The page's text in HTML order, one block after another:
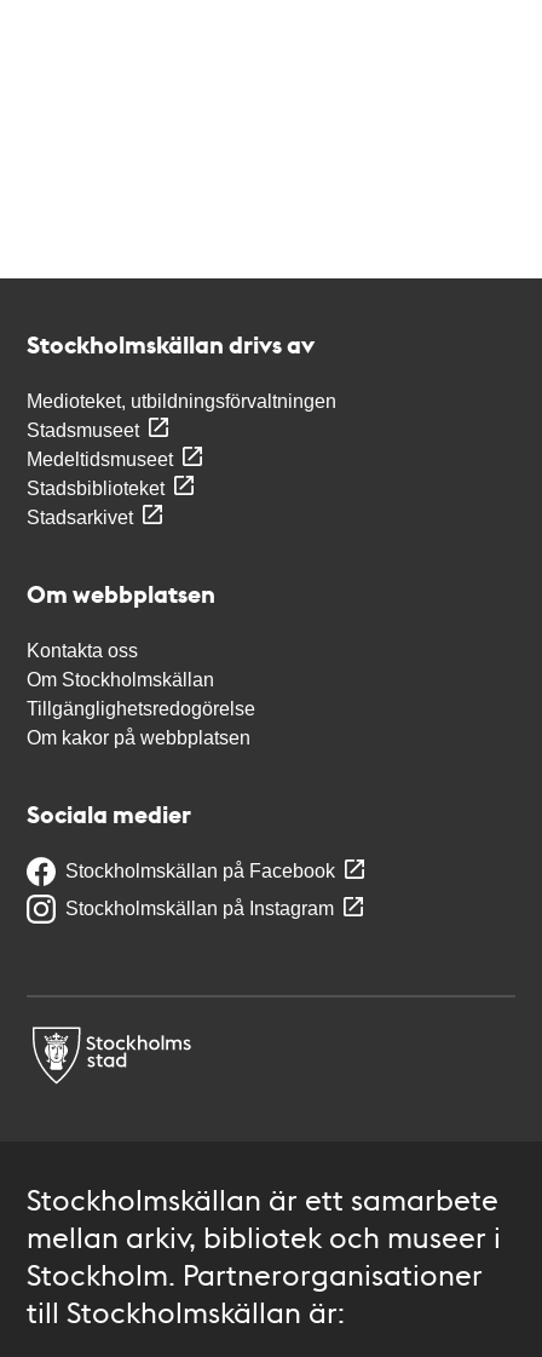
Stockholmskällan drivs av
Medioteket, utbildningsförvaltningen
Stadsmuseet
Medeltidsmuseet
Stadsbiblioteket
Stadsarkivet
Om webbplatsen
Kontakta oss
Om Stockholmskällan
Tillgänglighetsredogörelse
Om kakor på webbplatsen
Sociala medier
Stockholmskällan på Facebook
Stockholmskällan på Instagram
Stockholmskällan är ett samarbete
mellan arkiv, bibliotek och museer i
Stockholm. Partnerorganisationer
till Stockholmskällan är: